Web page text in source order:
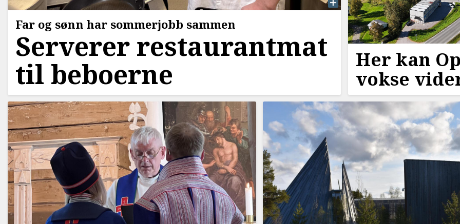
Far og sønn har sommerjobb sammen
Serverer restaurantmat
til beboerne
Her kan
vokse